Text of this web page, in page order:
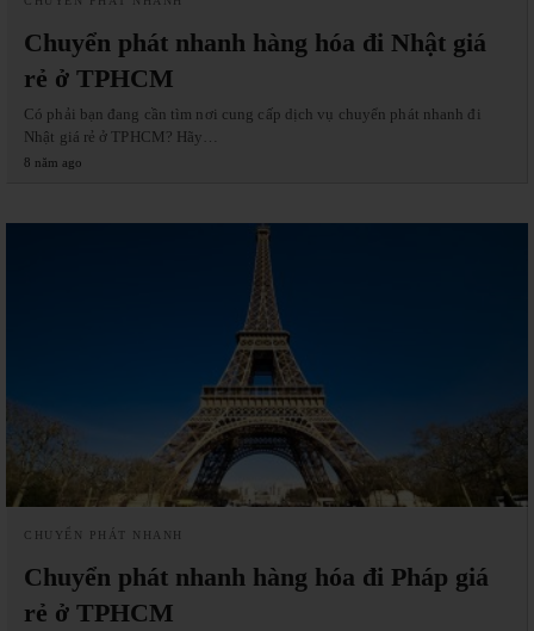
Chuyển phát nhanh hàng hóa đi Nhật giá
rẻ ở TPHCM
Có phải bạn đang cần tìm nơi cung cấp dịch vụ chuyển phát nhanh đi
Nhật giá rẻ ở TPHCM? Hãy…
8 năm ago
CHUYỂN PHÁT NHANH
Chuyển phát nhanh hàng hóa đi Pháp giá
rẻ ở TPHCM